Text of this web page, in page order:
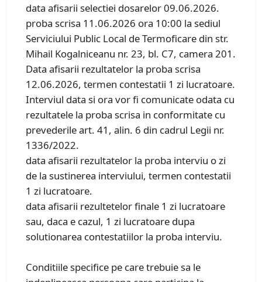
data afisarii selectiei dosarelor 09.06.2026.
proba scrisa 11.06.2026 ora 10:00 la sediul
Serviciului Public Local de Termoficare din str.
Mihail Kogalniceanu nr. 23, bl. C7, camera 201.
Data afisarii rezultatelor la proba scrisa
12.06.2026, termen contestatii 1 zi lucratoare.
Interviul data si ora vor fi comunicate odata cu
rezultatele la proba scrisa in conformitate cu
prevederile art. 41, alin. 6 din cadrul Legii nr.
1336/2022.
data afisarii rezultatelor la proba interviu o zi
de la sustinerea interviului, termen contestatii
1 zi lucratoare.
data afisarii rezultetelor finale 1 zi lucratoare
sau, daca e cazul, 1 zi lucratoare dupa
solutionarea contestatiilor la proba interviu.
Conditiile specifice pe care trebuie sa le